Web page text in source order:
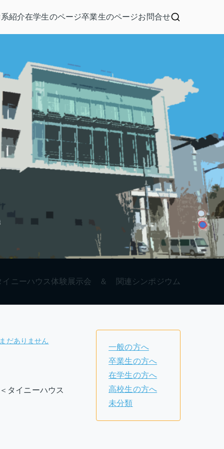
紹介在学生のページ卒業生のページお問合せ
イニーハウス体験展示会 ＆ 関連シンポジウム
だありません
タイニーハウス
一般の方へ
卒業生の方へ
在学生の方へ
高校生の方へ
未分類